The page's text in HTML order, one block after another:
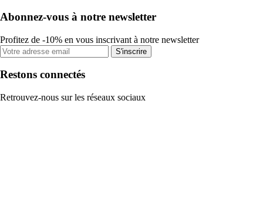
Abonnez-vous à notre newsletter
Profitez de -10% en vous inscrivant à notre newsletter
S'inscrire
Restons connectés
Retrouvez-nous sur les réseaux sociaux